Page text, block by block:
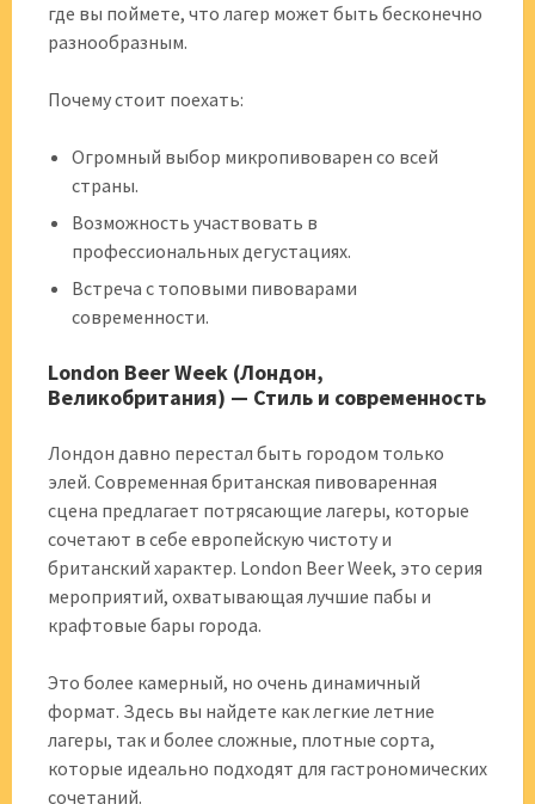
где вы поймете, что лагер может быть бесконечно
разнообразным.
Почему стоит поехать:
Огромный выбор микропивоварен со всей
страны.
Возможность участвовать в
профессиональных дегустациях.
Встреча с топовыми пивоварами
современности.
London Beer Week (Лондон,
Великобритания) — Стиль и современность
Лондон давно перестал быть городом только
элей. Современная британская пивоваренная
сцена предлагает потрясающие лагеры, которые
сочетают в себе европейскую чистоту и
британский характер. London Beer Week, это серия
мероприятий, охватывающая лучшие пабы и
крафтовые бары города.
Это более камерный, но очень динамичный
формат. Здесь вы найдете как легкие летние
лагеры, так и более сложные, плотные сорта,
которые идеально подходят для гастрономических
сочетаний.